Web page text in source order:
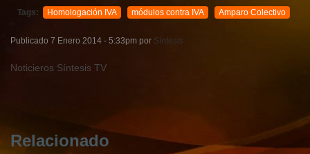
Tags: Homologación IVA módulos contra IVA Amparo Colectivo
Publicado 7 Enero 2014 - 5:33pm por Síntesis
Noticieros Síntesis TV
Relacionado